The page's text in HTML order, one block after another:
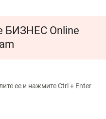
БИЗНЕС Online
ее и нажмите Ctrl + Enter